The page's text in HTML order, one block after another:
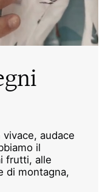
audace
il
frutti, alle
di montagna,